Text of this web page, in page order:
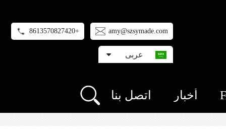
amy@szsymade.com
+8613570827420
عربى
أخبار اتصل بنا